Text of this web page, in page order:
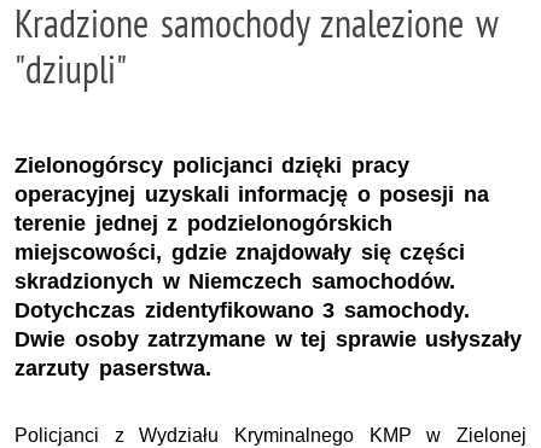
Kradzione samochody znalezione w
"dziupli"
Zielonogórscy policjanci dzięki pracy
operacyjnej uzyskali informację o posesji na
terenie jednej z podzielonogórskich
miejscowości, gdzie znajdowały się części
skradzionych w Niemczech samochodów.
Dotychczas zidentyfikowano 3 samochody.
Dwie osoby zatrzymane w tej sprawie usłyszały
zarzuty paserstwa.
Policjanci z Wydziału Kryminalnego KMP w Zielonej